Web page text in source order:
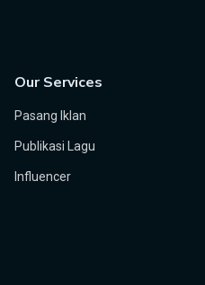
Our Services
Pasang Iklan
Publikasi Lagu
Influencer